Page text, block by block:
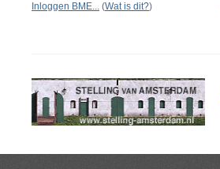
Inloggen BME... (Wat is dit?)